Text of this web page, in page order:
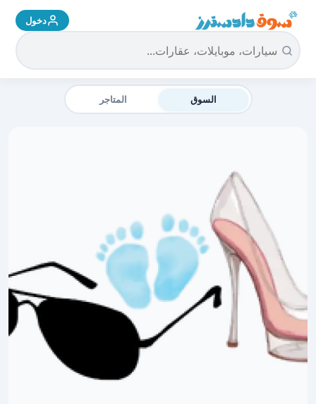
سوق دادسترز الرئيسية دخول
السوق المتاجر